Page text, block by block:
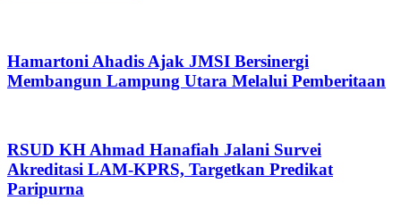
Hamartoni Ahadis Ajak JMSI Bersinergi
Membangun Lampung Utara Melalui Pemberitaan
RSUD KH Ahmad Hanafiah Jalani Survei
Akreditasi LAM-KPRS, Targetkan Predikat
Paripurna